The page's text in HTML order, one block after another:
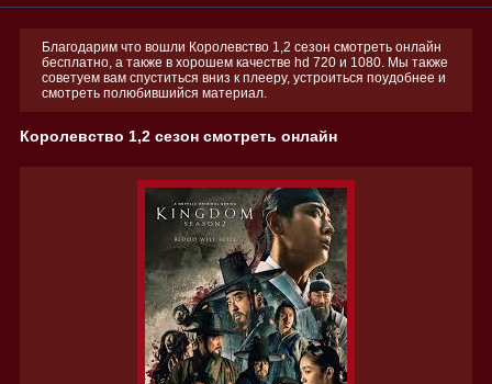
Благодарим что вошли Королевство 1,2 сезон смотреть онлайн
бесплатно, а также в хорошем качестве hd 720 и 1080. Мы также
советуем вам спуститься вниз к плееру, устроиться поудобнее и
смотреть полюбившийся материал.
Королевство 1,2 сезон смотреть онлайн